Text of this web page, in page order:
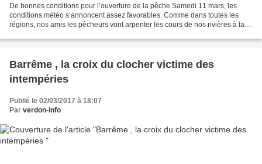
De bonnes conditions pour l’ouverture de la pêche Samedi 11 mars, les
conditions météo s’annoncent assez favorables. Comme dans toutes les
régions, nos amis les pêcheurs vont arpenter les cours de nos rivières à la
Barrême , la croix du clocher victime des
intempéries
Publié le 02/03/2017 à 18:07
Par verdon-info